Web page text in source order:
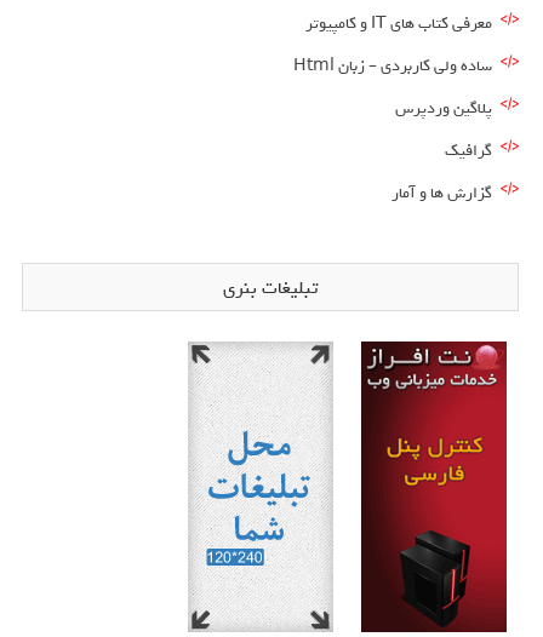
معرفی کتاب های IT و کامپیوتر
ساده ولی کاربردی – زبان Html
پلاگین وردپرس
گرافیک
گزارش ها و آمار
تبلیغات بنری